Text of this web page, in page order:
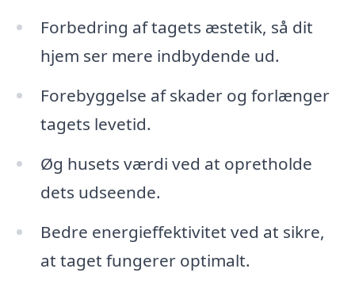
Forbedring af tagets æstetik, så dit
hjem ser mere indbydende ud.
Forebyggelse af skader og forlænger
tagets levetid.
Øg husets værdi ved at opretholde
dets udseende.
Bedre energieffektivitet ved at sikre,
at taget fungerer optimalt.